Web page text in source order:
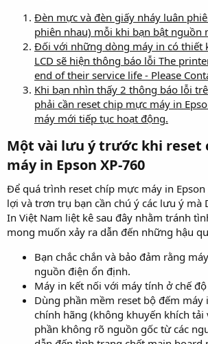
Đèn mực và đèn giấy nháy luân
phiên nhau) mỗi khi bạn bật nguồn
Đối với những dòng máy in có thiết
LCD sẽ hiện thông báo lỗi The
end of their service life - Please
Khi bạn nhìn thấy 2 thông báo lỗi
phải cần reset chip mực máy in
máy mới tiếp tục hoạt động.
Một vài lưu ý trước khi reset
máy in Epson XP-760​
Để quá trình reset chíp mực máy in
lợi và trơn trụ bạn cần chú ý các lưu ý mà
In Việt Nam liệt kê sau đây nhằm tránh
mong muốn xảy ra dẫn đến những hậu
Bạn chắc chắn và bảo đảm rằng
nguồn điện ổn định.
Máy in kết nối với máy tính ở chế
Dùng phần mềm reset bộ đếm máy
chính hãng (không khuyến khích
phần không rõ nguồn gốc từ các